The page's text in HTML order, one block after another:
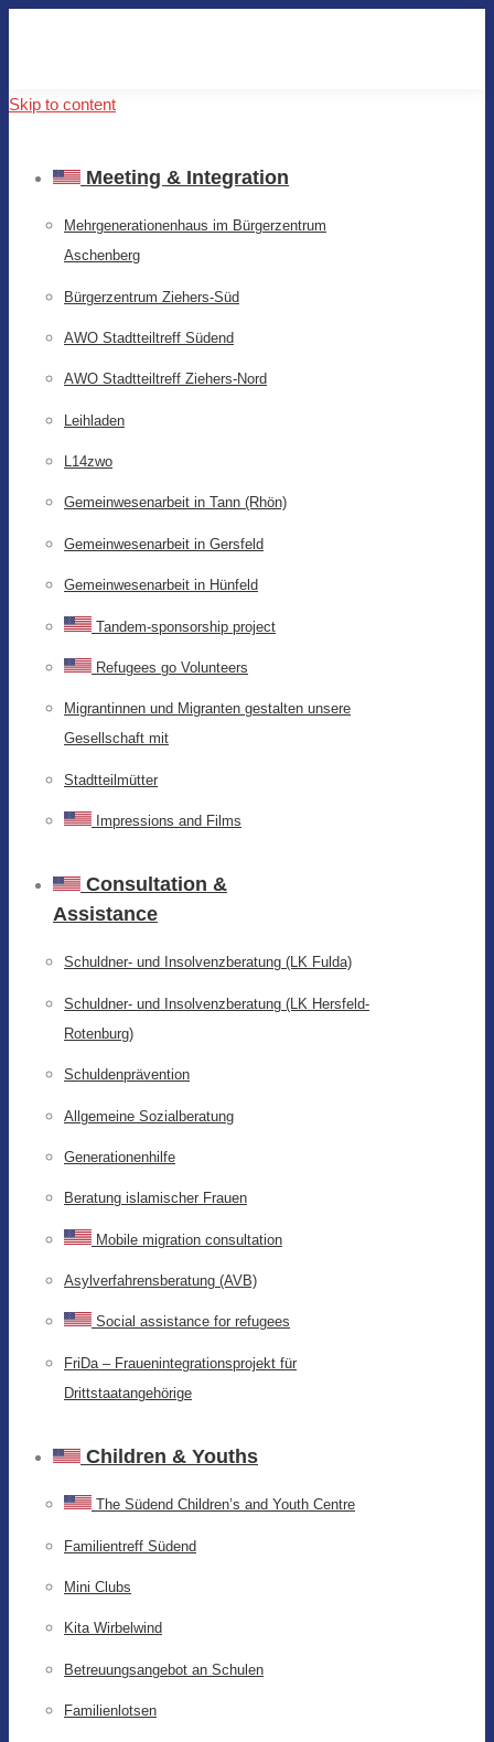
Skip to content
Meeting & Integration
Mehrgenerationenhaus im Bürgerzentrum
Aschenberg
Bürgerzentrum Ziehers-Süd
AWO Stadtteiltreff Südend
AWO Stadtteiltreff Ziehers-Nord
Leihladen
L14zwo
Gemeinwesenarbeit in Tann (Rhön)
Gemeinwesenarbeit in Gersfeld
Gemeinwesenarbeit in Hünfeld
Tandem-sponsorship project
Refugees go Volunteers
Migrantinnen und Migranten gestalten unsere
Gesellschaft mit
Stadtteilmütter
Impressions and Films
Consultation &
Assistance
Schuldner- und Insolvenzberatung (LK Fulda)
Schuldner- und Insolvenzberatung (LK Hersfeld-
Rotenburg)
Schuldenprävention
Allgemeine Sozialberatung
Generationenhilfe
Beratung islamischer Frauen
Mobile migration consultation
Asylverfahrensberatung (AVB)
Social assistance for refugees
FriDa – Frauenintegrationsprojekt für
Drittstaatangehörige
Children & Youths
The Südend Children’s and Youth Centre
Familientreff Südend
Mini Clubs
Kita Wirbelwind
Betreuungsangebot an Schulen
Familienlotsen